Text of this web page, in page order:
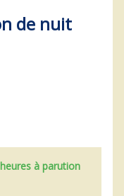
de nuit
à parution